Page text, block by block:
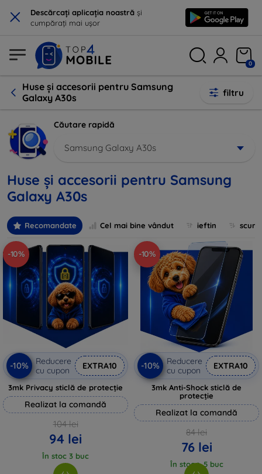
× Descărcați aplicația noastră și
cumpărați mai ușor
0
Huse și accesorii pentru Samsung
Galaxy A30s
filtru
Căutare rapidă
Samsung Galaxy A30s
Huse și accesorii pentru Samsung
Galaxy A30s
Recomandate Cel mai bine vândut ieftin
-10%
-10%
Reducere
cu cupon
EXTRA10
3mk Privacy sticlă de protecție
Realizat la comandă
104 lei
94 lei
În stoc 3 buc
-10%
-10%
Reducere
cu cupon
EXTRA10
3mk Anti-Shock sticlă de
protecție
Realizat la comandă
84 lei
76 lei
În stoc > 5 buc